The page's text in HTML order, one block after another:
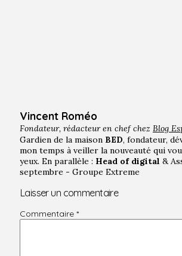
Vincent Roméo
Fondateur, rédacteur en chef chez Blog
Gardien de la maison BED, fondateur,
mon temps à veiller la nouveauté qui
yeux. En parallèle : Head of digital &
septembre - Groupe Extreme
Laisser un commentaire
Commentaire *